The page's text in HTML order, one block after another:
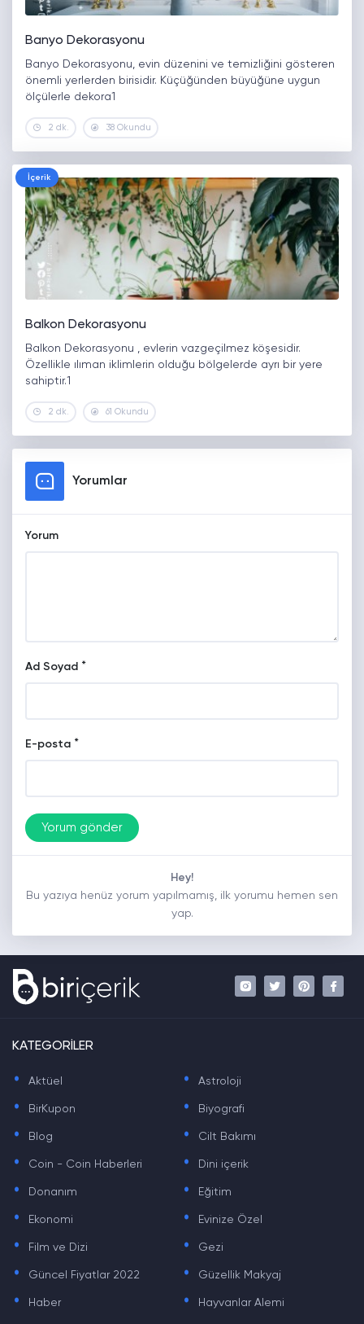
Banyo Dekorasyonu
Banyo Dekorasyonu, evin düzenini ve temizliğini gösteren
önemli yerlerden birisidir. Küçüğünden büyüğüne uygun
ölçülerle dekora1
2 dk. 38 Okundu
İçerik
Balkon Dekorasyonu
Balkon Dekorasyonu , evlerin vazgeçilmez köşesidir.
Özellikle ılıman iklimlerin olduğu bölgelerde ayrı bir yere
sahiptir.1
2 dk. 61 Okundu
Yorumlar
Yorum
Ad Soyad *
E-posta *
Hey!
Bu yazıya henüz yorum yapılmamış, ilk yorumu hemen sen
yap.
KATEGORİLER
. Aktüel . Astroloji
. BirKupon . Biyografi
. Blog . Cilt Bakımı
. Coin - Coin Haberleri . Dini içerik
. Donanım . Eğitim
. Ekonomi . Evinize Özel
. Film ve Dizi . Gezi
. Güncel Fiyatlar 2022 . Güzellik Makyaj
. Haber . Hayvanlar Alemi